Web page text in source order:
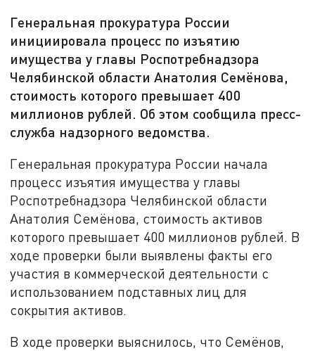
Генеральная прокуратура России
инициировала процесс по изъятию
имущества у главы Роспотребнадзора
Челябинской области Анатолия Семёнова,
стоимость которого превышает 400
миллионов рублей. Об этом сообщила пресс-
служба надзорного ведомства.
Генеральная прокуратура России начала
процесс изъятия имущества у главы
Роспотребнадзора Челябинской области
Анатолия Семёнова, стоимость активов
которого превышает 400 миллионов рублей. В
ходе проверки были выявлены факты его
участия в коммерческой деятельности с
использованием подставных лиц для
сокрытия активов.
В ходе проверки выяснилось, что Семёнов,